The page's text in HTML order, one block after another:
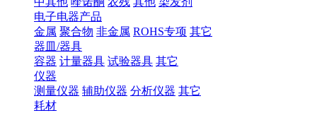
电子电器产品
金属 聚合物 非金属 ROHS专项 其它
器皿/器具
容器 计量器具 试验器具 其它
仪器
测量仪器 辅助仪器 分析仪器 其它
耗材